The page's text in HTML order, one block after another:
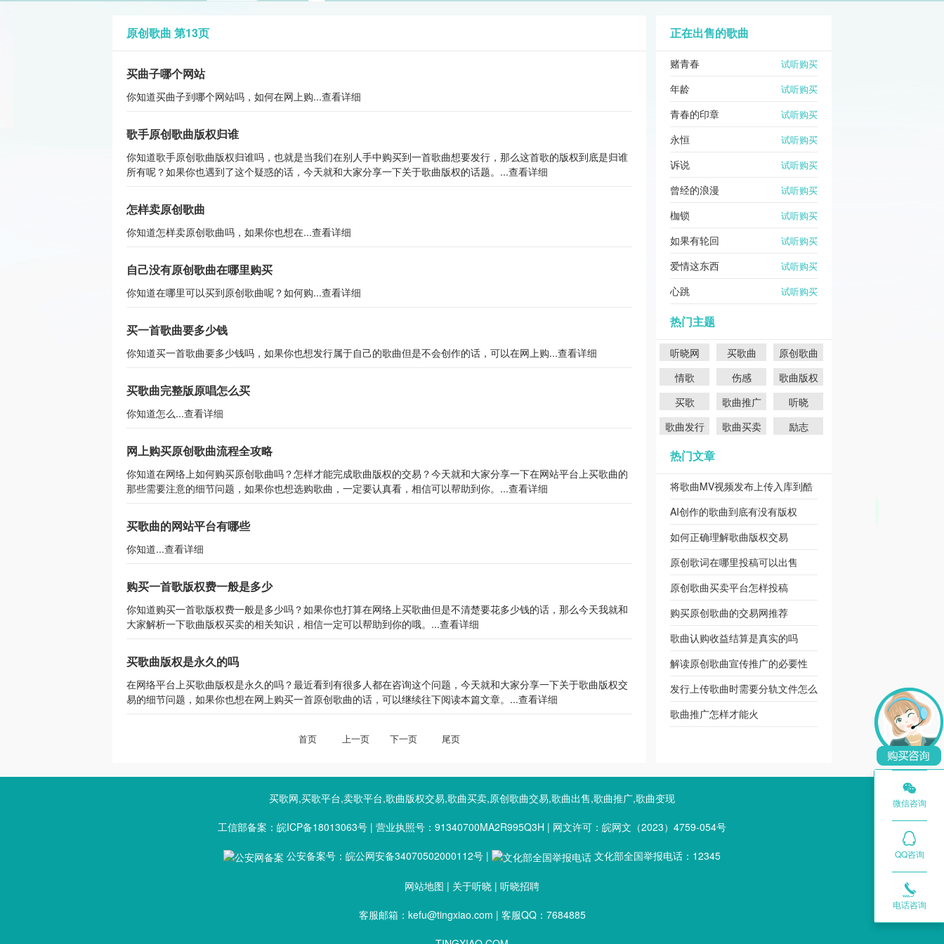
原创歌曲 第13页
买曲子哪个网站
你知道买曲子到哪个网站吗，如何在网上购...查看详细
歌手原创歌曲版权归谁
你知道歌手原创歌曲版权归谁吗，也就是当我们在别人手中购买到一首歌曲想要发行，那么这首歌的版权到底是归谁
所有呢？如果你也遇到了这个疑惑的话，今天就和大家分享一下关于歌曲版权的话题。...查看详细
怎样卖原创歌曲
你知道怎样卖原创歌曲吗，如果你也想在...查看详细
自己没有原创歌曲在哪里购买
你知道在哪里可以买到原创歌曲呢？如何购...查看详细
买一首歌曲要多少钱
你知道买一首歌曲要多少钱吗，如果你也想发行属于自己的歌曲但是不会创作的话，可以在网上购...查看详细
买歌曲完整版原唱怎么买
你知道怎么...查看详细
网上购买原创歌曲流程全攻略
你知道在网络上如何购买原创歌曲吗？怎样才能完成歌曲版权的交易？今天就和大家分享一下在网站平台上买歌曲的
那些需要注意的细节问题，如果你也想选购歌曲，一定要认真看，相信可以帮助到你。...查看详细
买歌曲的网站平台有哪些
你知道...查看详细
购买一首歌版权费一般是多少
你知道购买一首歌版权费一般是多少吗？如果你也打算在网络上买歌曲但是不清楚要花多少钱的话，那么今天我就和
大家解析一下歌曲版权买卖的相关知识，相信一定可以帮助到你的哦。...查看详细
买歌曲版权是永久的吗
在网络平台上买歌曲版权是永久的吗？最近看到有很多人都在咨询这个问题，今天就和大家分享一下关于歌曲版权交
易的细节问题，如果你也想在网上购买一首原创歌曲的话，可以继续往下阅读本篇文章。...查看详细
首页 上一页 下一页 尾页
正在出售的歌曲
赌青春 试听购买
年龄 试听购买
青春的印章 试听购买
永恒 试听购买
诉说 试听购买
曾经的浪漫 试听购买
枷锁 试听购买
如果有轮回 试听购买
爱情这东西 试听购买
心跳 试听购买
热门主题
听晓网 买歌曲
原创歌曲
情歌
伤感
歌曲版权
买歌
歌曲推广
听晓
歌曲发行
歌曲买卖 励志
热门文章
将歌曲MV视频发布上传入库到酷
狗QQ音乐
AI创作的歌曲到底有没有版权
如何正确理解歌曲版权交易
原创歌词在哪里投稿可以出售
原创歌曲买卖平台怎样投稿
购买原创歌曲的交易网推荐
歌曲认购收益结算是真实的吗
解读原创歌曲宣传推广的必要性
发行上传歌曲时需要分轨文件怎么
办
歌曲推广怎样才能火
买歌网,买歌平台,卖歌平台,歌曲版权交易,歌曲买卖,原创歌曲交易,歌曲出售,歌曲推广,歌曲变现
工信部备案：皖ICP备18013063号 | 营业执照号：91340700MA2R995Q3H | 网文许可：皖网文（2023）4759-054号
公安备案号：皖公网安备34070502000112号 | 文化部全国举报电话：12345
网站地图 | 关于听晓 | 听晓招聘
客服邮箱：kefu@tingxiao.com | 客服QQ：7684885

微信咨询
QQ咨询

电话咨询